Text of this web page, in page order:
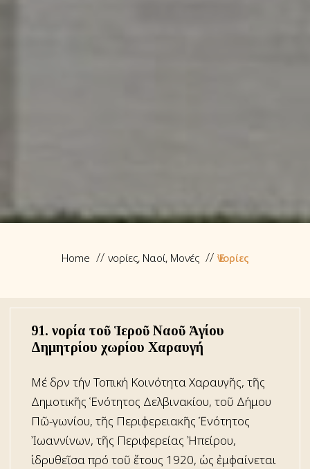
Home Ἐνορίες, Ναοί, Μονές Ἐνορίες
91. Ἐνορία τοῦ Ἱεροῦ Ναοῦ Ἁγίου
Δημητρίου χωρίου Xαραυγή
Μέ ἕδρν τήν Τοπική Κοινότητα Χαραυγῆς, τῆς
Δημοτικῆς Ἑνότητος Δελβινακίου, τοῦ Δήμου
Πῶ-γωνίου, τῆς Περιφερειακῆς Ἑνότητος
Ἰωαννίνων, τῆς Περιφερείας Ἠπείρου,
ἱδρυθεῖσα πρό τοῦ ἔτους 1920, ὡς ἐμφαίνεται